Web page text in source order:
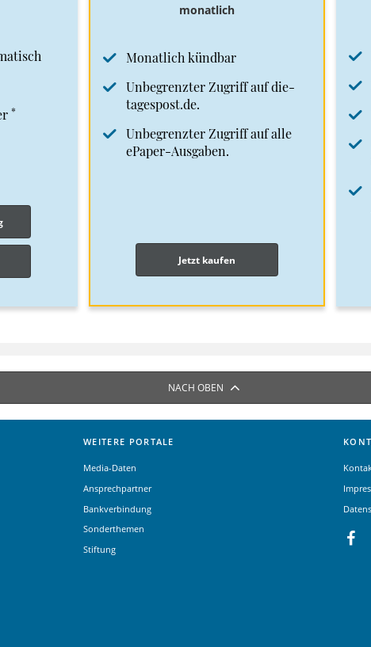
*
monatlich
Monatlich kündbar
Unbegrenzter Zugriff auf die-
tagespost.de.
Unbegrenzter Zugriff auf alle
ePaper-Ausgaben.
Jetzt kaufen
NACH OBEN
WEITERE PORTALE
Media-Daten
Ansprechpartner
Bankverbindung
Sonderthemen
Stiftung